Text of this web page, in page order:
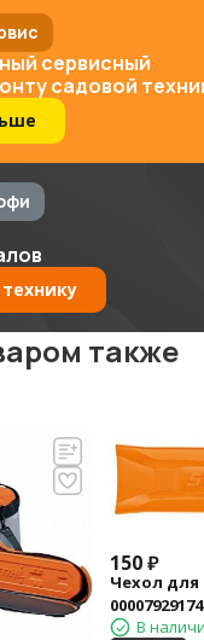
сервисный
садовой
также
150 ₽
Чехол для
00007929174
В